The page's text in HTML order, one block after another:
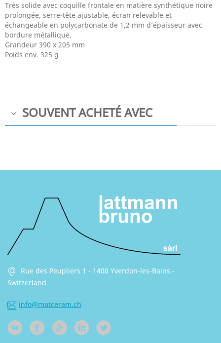
Très solide avec coquille frontale en matière synthétique noire
prolongée, serre-tête ajustable, écran relevable et
échangeable en polycarbonate de 1,2 mm d’épaisseur avec
bordure métallique.
Grandeur 390 x 205 mm
Poids env. 325 g
SOUVENT ACHETÉ AVEC
Rue des Peupliers 1 - 1400 Yverdon-les-Bains -
Switzerland
info@matceram.ch